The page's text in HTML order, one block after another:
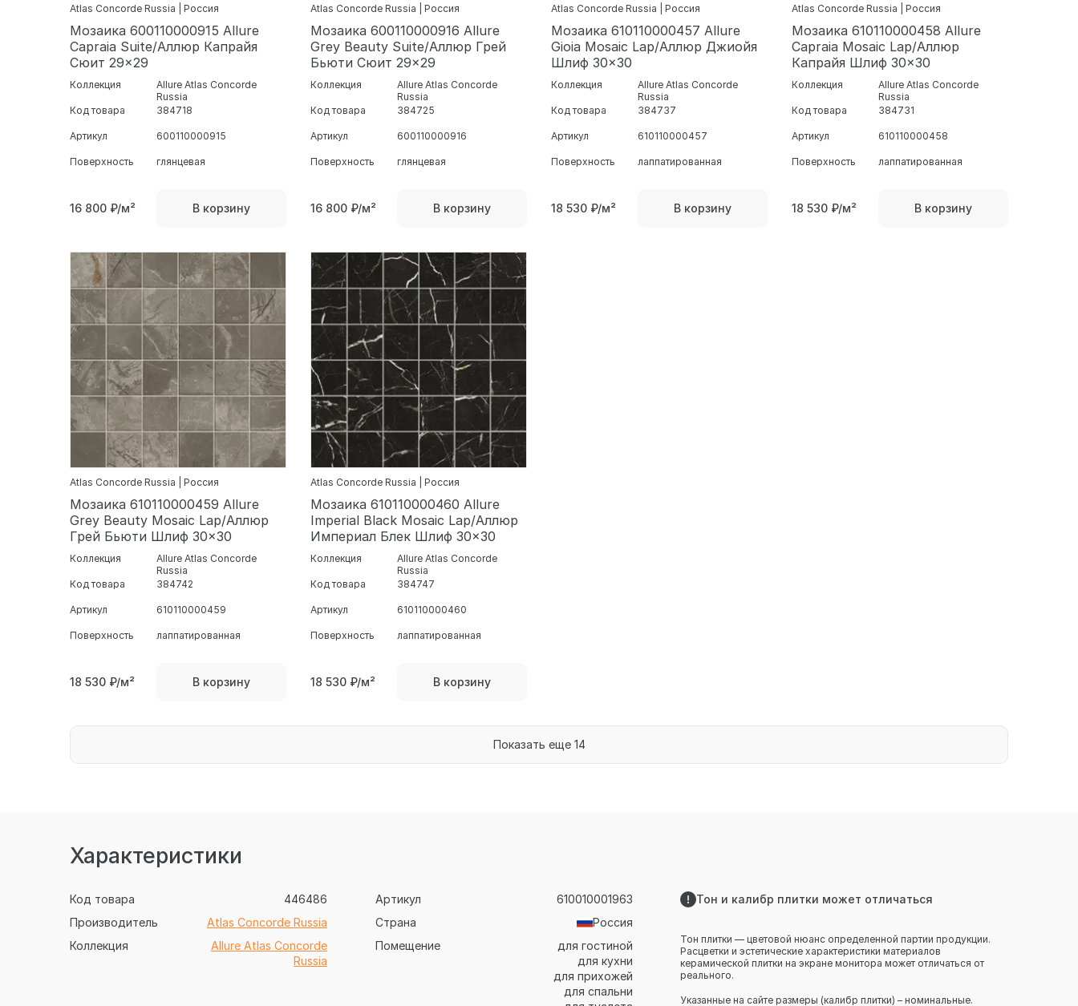
Atlas Concorde Russia | Россия
Мозаика 600110000915 Allure
Capraia Suite/Аллюр Капрайя
Сюит 29x29
Коллекция
Allure Atlas Concorde
Russia
Код товара
384718
Артикул 600110000915
Поверхность глянцевая
16 800 ₽/м² В корзину
Atlas Concorde Russia | Россия
Мозаика 600110000916 Allure
Grey Beauty Suite/Аллюр Грей
Бьюти Сюит 29x29
Коллекция
Allure Atlas Concorde
Russia
Код товара
384725
Артикул 600110000916
Поверхность глянцевая
16 800 ₽/м² В корзину
Atlas Concorde Russia | Россия
Мозаика 610110000457 Allure
Gioia Mosaic Lap/Аллюр Джиойя
Шлиф 30x30
Коллекция
Allure Atlas Concorde
Russia
Код товара
384737
Артикул 610110000457
Поверхность лаппатированная
18 530 ₽/м² В корзину
Atlas Concorde Russia | Россия
Мозаика 610110000458 Allure
Capraia Mosaic Lap/Аллюр
Капрайя Шлиф 30x30
Коллекция
Allure Atlas Concorde
Russia
Код товара
384731
Артикул 610110000458
Поверхность лаппатированная
18 530 ₽/м² В корзину
Atlas Concorde Russia | Россия
Мозаика 610110000459 Allure
Grey Beauty Mosaic Lap/Аллюр
Грей Бьюти Шлиф 30x30
Коллекция
Allure Atlas Concorde
Russia
Код товара
384742
Артикул 610110000459
Поверхность лаппатированная
18 530 ₽/м² В корзину
Atlas Concorde Russia | Россия
Мозаика 610110000460 Allure
Imperial Black Mosaic Lap/Аллюр
Империал Блек Шлиф 30x30
Коллекция
Allure Atlas Concorde
Russia
Код товара
384747
Артикул 610110000460
Поверхность лаппатированная
18 530 ₽/м² В корзину
Показать еще 14
Характеристики
Код товара 446486 Артикул
610010001963
Производитель
Atlas Concorde Russia Страна
Россия
Коллекция
Allure Atlas Concorde
Russia
Помещение
для гостиной
для кухни
для прихожей
для спальни
Тон и калибр плитки может отличаться
Тон плитки — цветовой нюанс определенной партии продукции.
Расцветки и эстетические характеристики материалов
керамической плитки на экране монитора может отличаться от
реального.
Указанные на сайте размеры (калибр плитки) – номинальные.